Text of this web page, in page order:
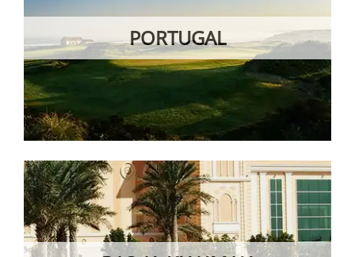
PORTUGAL